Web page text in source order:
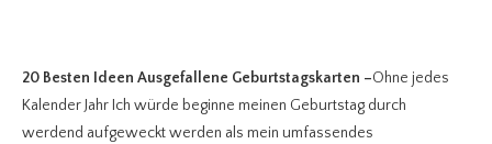
20 Besten Ideen Ausgefallene Geburtstagskarten –Ohne jedes
Kalender Jahr Ich würde beginne meinen Geburtstag durch
werdend aufgeweckt werden als mein umfassendes